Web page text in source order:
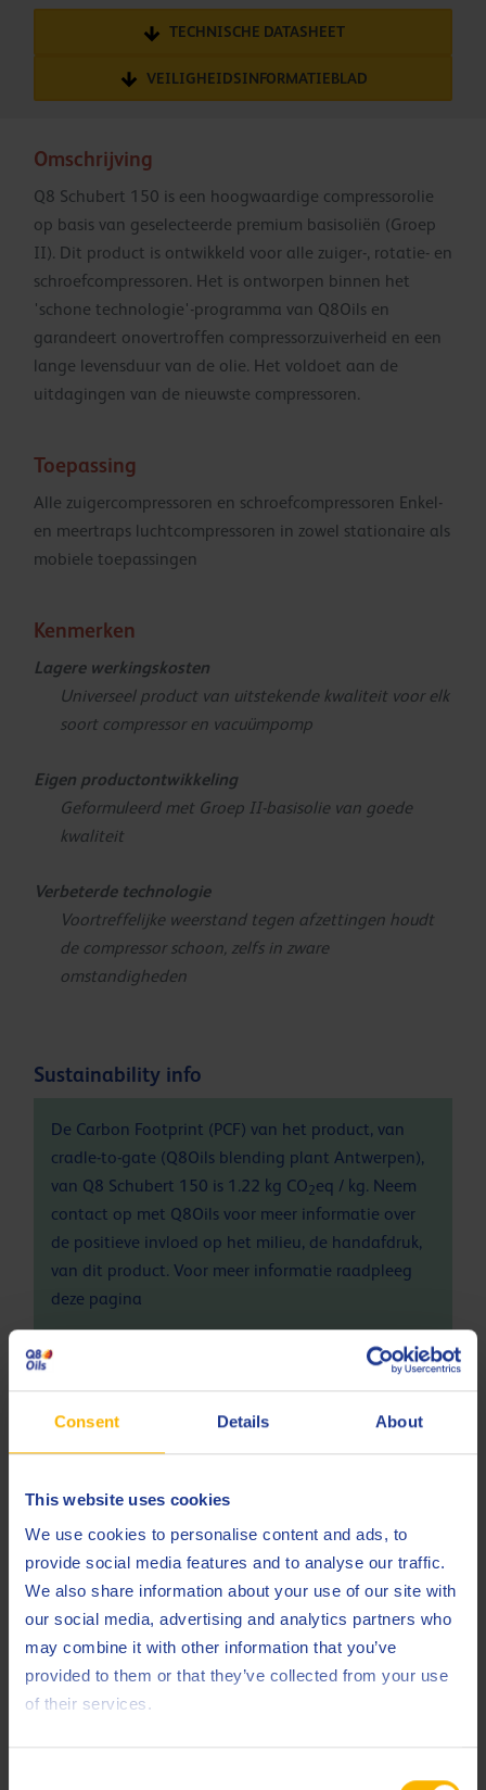
Consent Details About
This website uses cookies
We use cookies to personalise content and ads, to
provide social media features and to analyse our traffic.
We also share information about your use of our site with
our social media, advertising and analytics partners who
may combine it with other information that you’ve
provided to them or that they’ve collected from your use
of their services.
TECHNISCHE DATASHEET
VEILIGHEIDSINFORMATIEBLAD
Omschrijving
Q8 Schubert 150 is een hoogwaardige compressorolie
op basis van geselecteerde premium basisoliën (Groep
II). Dit product is ontwikkeld voor alle zuiger-, rotatie- en
schroefcompressoren. Het is ontworpen binnen het
'schone technologie'-programma van Q8Oils en
garandeert onovertroffen compressorzuiverheid en een
lange levensduur van de olie. Het voldoet aan de
uitdagingen van de nieuwste compressoren.
Toepassing
Alle zuigercompressoren en schroefcompressoren Enkel-
en meertraps luchtcompressoren in zowel stationaire als
mobiele toepassingen
Kenmerken
Lagere werkingskosten
Universeel product van uitstekende kwaliteit voor elk
soort compressor en vacuümpomp
Eigen productontwikkeling
Geformuleerd met Groep II-basisolie van goede
kwaliteit
Verbeterde technologie
Voortreffelijke weerstand tegen afzettingen houdt
de compressor schoon, zelfs in zware
omstandigheden
Sustainability info
De Carbon Footprint (PCF) van het product, van
cradle-to-gate (Q8Oils blending plant Antwerpen),
van Q8 Schubert 150 is 1.22 kg CO2eq / kg. Neem
contact op met Q8Oils voor meer informatie over
de positieve invloed op het milieu, de handafdruk,
van dit product. Voor meer informatie raadpleeg
deze pagina
Specificaties en goedkeuringen
DIN 51506 VDL
ISO 6743-3 DAG
ISO 6743-3 DAH
ISO 6743-3 DVA